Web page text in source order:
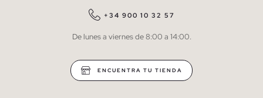
QUIERO SUSCRIBIRME
* Puedes cancelar la suscripción en cualquier momento.
+34 900 10 32 57
De lunes a viernes de 8:00 a 14:00.
ENCUENTRA TU TIENDA